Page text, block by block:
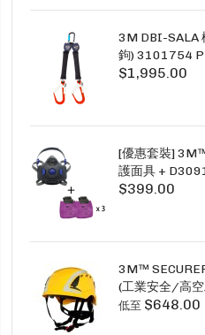
3M DBI-SALA
鉤) 3101754
1.5M TWINS
$1,995.00
[優惠套裝]
護面具 +
SECURE
$399.00
3M™
(工業安全/高
低至 $648.00